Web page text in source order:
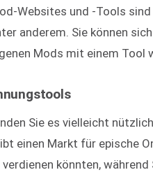
Websites und -Tools
anderem. Sie können
Mods mit einem Tool
Sie es vielleicht
einen Markt für epische
könnten, während